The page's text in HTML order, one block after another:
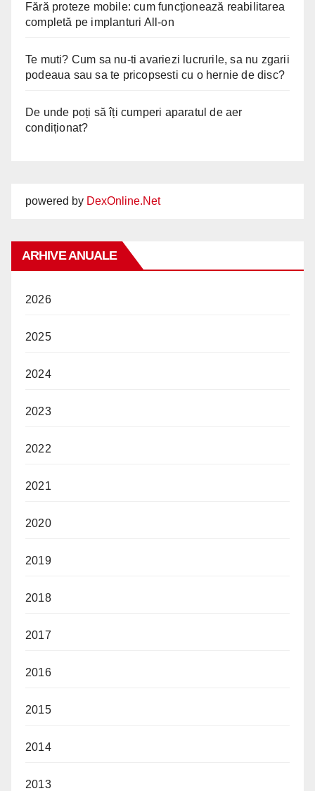
Fără proteze mobile: cum funcționează reabilitarea
completă pe implanturi All-on
Te muti? Cum sa nu-ti avariezi lucrurile, sa nu zgarii
podeaua sau sa te pricopsesti cu o hernie de disc?
De unde poți să îți cumperi aparatul de aer
condiționat?
powered by DexOnline.Net
ARHIVE ANUALE
2026
2025
2024
2023
2022
2021
2020
2019
2018
2017
2016
2015
2014
2013